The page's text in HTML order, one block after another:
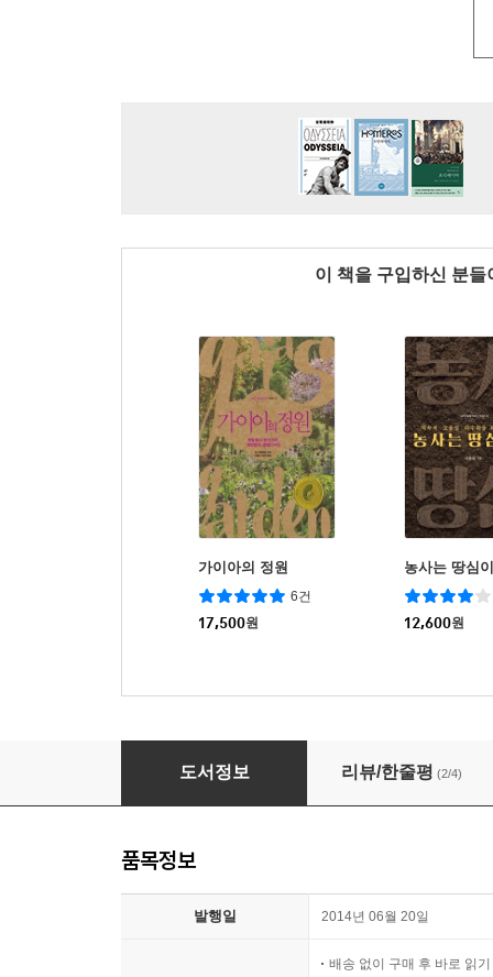
이 책을 구입하신 분
가이아의 정원
6건
17,500원
농사는 땅심
12,600원
농, 살림을 디자인하다
도서정보 리뷰/한줄평 (2/4)
품목정보
발행일 2014년 06월 20일
배송 없이 구매 후 바로 읽기